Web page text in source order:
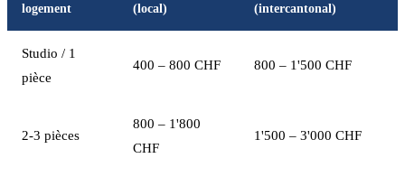
logement
(local)
(intercantonal)
Studio / 1
pièce
400 – 800 CHF 800 – 1'500 CHF
2-3 pièces
800 – 1'800
CHF
1'500 – 3'000 CHF